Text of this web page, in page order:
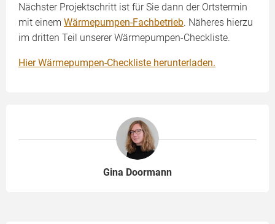
Nächster Projektschritt ist für Sie dann der Ortstermin
mit einem Wärmepumpen-Fachbetrieb. Näheres hierzu
im dritten Teil unserer Wärmepumpen-Checkliste.
Hier Wärmepumpen-Checkliste herunterladen.
Gina Doormann